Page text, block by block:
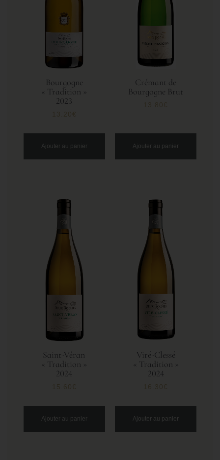
Bourgogne
« Tradition »
2023
Ajouter au panier
Crémant de
Bourgogne Brut
Ajouter au panier
Saint-Véran
« Tradition »
2024
Ajouter au panier
Viré-Clessé
« Tradition »
2024
Ajouter au panier